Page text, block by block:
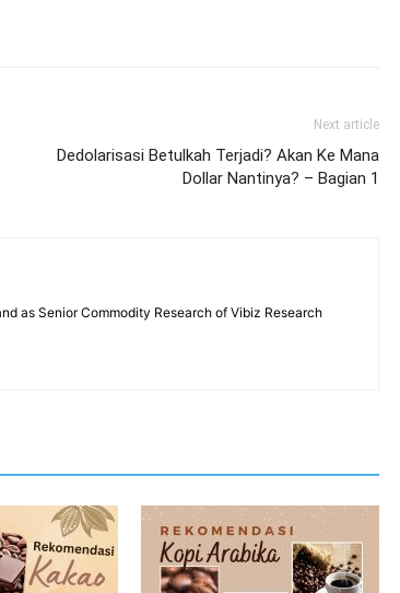
Next article
Dedolarisasi Betulkah Terjadi? Akan Ke Mana
Dollar Nantinya? – Bagian 1
as Senior Commodity Research of Vibiz Research